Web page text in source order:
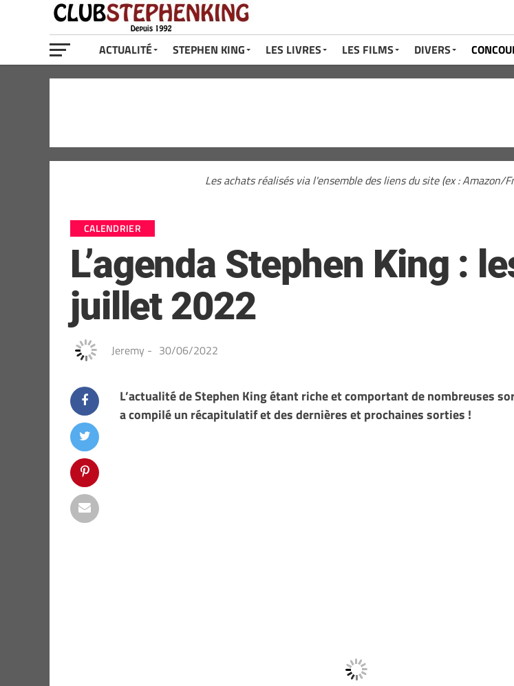
ACTUALITÉ STEPHEN KING LES LIVRES LES FILMS DIVERS
Les achats réalisés via l'ensemble des liens du site (ex : Amazon/
CALENDRIER
L’agenda Stephen King :
juillet 2022
Jeremy - 30/06/2022
L’actualité de Stephen King étant riche et comportant de nombreuses
a compilé un récapitulatif et des dernières et prochaines sorties !